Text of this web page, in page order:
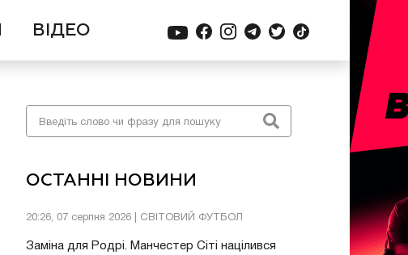
ВІДЕО
ОСТАННІ НОВИНИ
20:26, 07 серпня 2026 | СВІТОВИЙ ФУТБОЛ
Заміна для Родрі. Манчестер Сіті націлився